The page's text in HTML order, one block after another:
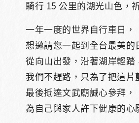
騎行 15 公里的湖光山色，
一年一度的世界自行車日，
想邀請您一起到全台最美的
從向山出發，沿著湖岸輕踏
我們不趕路，只為了把這
最後抵達文武廟誠心參拜，
為自己與家人許下健康的心